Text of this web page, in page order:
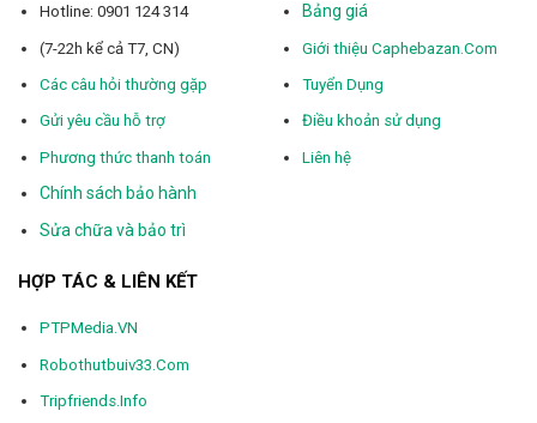
Hotline: 0901 124 314
(7-22h kể cả T7, CN)
Các câu hỏi thường gặp
Gửi yêu cầu hỗ trợ
Phương thức thanh toán
Chính sách bảo hành
Sửa chữa và bảo trì
Bảng giá
Giới thiệu Caphebazan.Com
Tuyển Dụng
Điều khoản sử dụng
Liên hệ
HỢP TÁC & LIÊN KẾT
PTPMedia.VN
Robothutbuiv33.Com
Tripfriends.Info